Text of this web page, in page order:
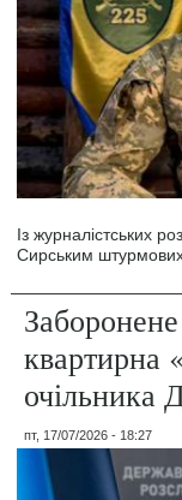
Із журналістських
Сирським штурмових
квартирна
очільника
пт, 17/07/2026 - 18:27